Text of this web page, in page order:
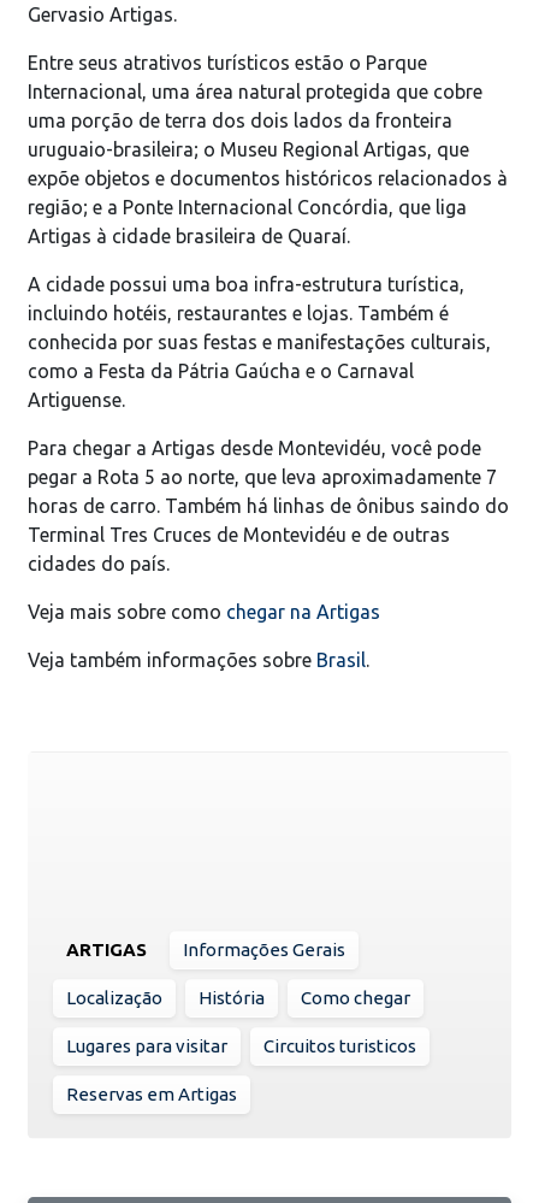
Gervasio Artigas.
Entre seus atrativos turísticos estão o Parque
Internacional, uma área natural protegida que cobre
uma porção de terra dos dois lados da fronteira
uruguaio-brasileira; o Museu Regional Artigas, que
expõe objetos e documentos históricos relacionados à
região; e a Ponte Internacional Concórdia, que liga
Artigas à cidade brasileira de Quaraí.
A cidade possui uma boa infra-estrutura turística,
incluindo hotéis, restaurantes e lojas. Também é
conhecida por suas festas e manifestações culturais,
como a Festa da Pátria Gaúcha e o Carnaval
Artiguense.
Para chegar a Artigas desde Montevidéu, você pode
pegar a Rota 5 ao norte, que leva aproximadamente 7
horas de carro. Também há linhas de ônibus saindo do
Terminal Tres Cruces de Montevidéu e de outras
cidades do país.
Veja mais sobre como chegar na Artigas
Veja também informações sobre Brasil.
ARTIGAS Informações Gerais
Localização História Como chegar
Lugares para visitar Circuitos turisticos
Reservas em Artigas